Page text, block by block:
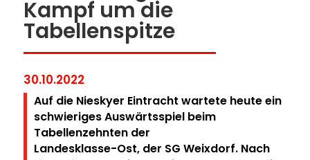
Kampf um die
Tabellenspitze
30.10.2022
Auf die Nieskyer Eintracht wartete heute ein
schwieriges Auswärtsspiel beim
Tabellenzehnten der
Landesklasse-Ost, der SG Weixdorf. Nach